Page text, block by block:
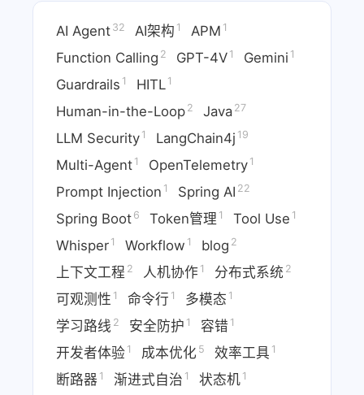
AI Agent 32 AI架构 1 APM 1
Function Calling 2 GPT-4V 1 Gemini 1
Guardrails 1 HITL 1
Human-in-the-Loop 2 Java 27
LLM Security 1 LangChain4j 19
Multi-Agent 1 OpenTelemetry 1
Prompt Injection 1 Spring AI 22
Spring Boot 6 Token管理 1 Tool Use 1
Whisper 1 Workflow 1 blog 2
上下文工程 2 人机协作 1 分布式系统 2
可观测性 1 命令行 1 多模态 1
学习路线 2 安全防护 1 容错 1
开发者体验 1 成本优化 5 效率工具 1
断路器 1 渐进式自治 1 状态机 1